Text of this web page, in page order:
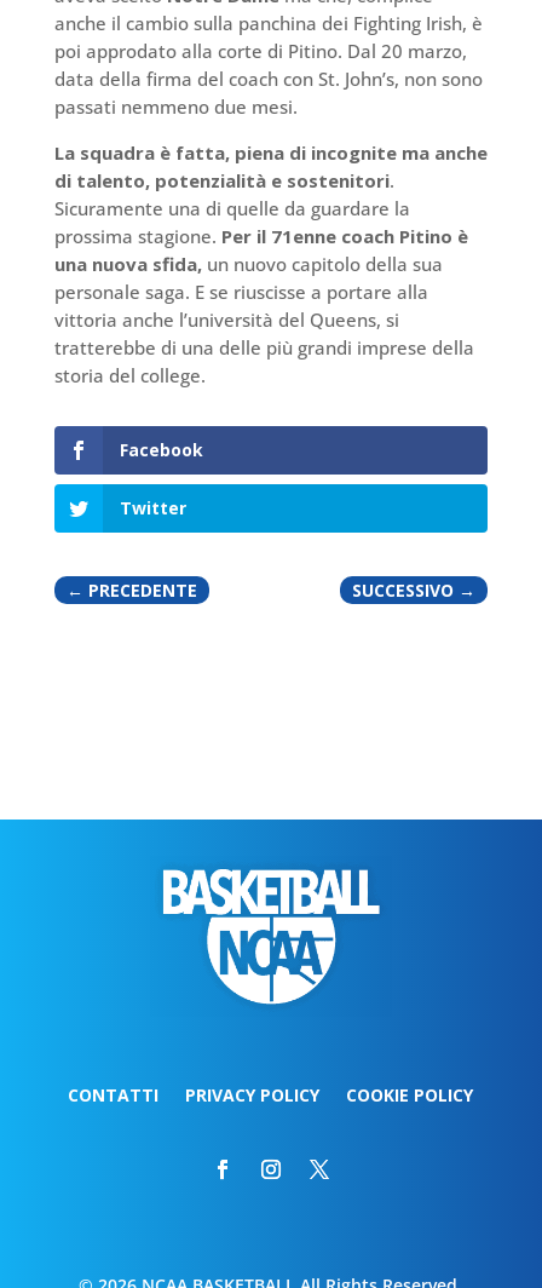
anche il cambio sulla panchina dei Fighting Irish, è
poi approdato alla corte di Pitino. Dal 20 marzo,
data della firma del coach con St. John’s, non sono
passati nemmeno due mesi.
La squadra è fatta, piena di incognite ma anche
di talento, potenzialità e sostenitori.
Sicuramente una di quelle da guardare la
prossima stagione. Per il 71enne coach Pitino è
una nuova sfida,un nuovo capitolo della sua
personale saga. E se riuscisse a portare alla
vittoria anche l’università del Queens, si
tratterebbe di una delle più grandi imprese della
storia del college.
Facebook
Twitter
← PRECEDENTE SUCCESSIVO →
CONTATTI PRIVACY POLICY COOKIE POLICY